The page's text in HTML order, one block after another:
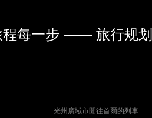
程每一步 —— 旅行规
光州廣域市開往首爾的列車